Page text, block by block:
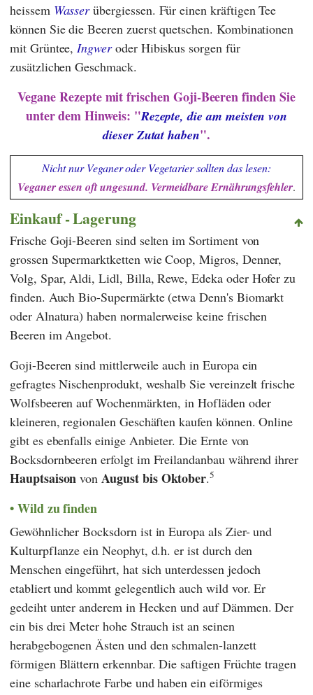
heissem Wasserübergiessen. Für einen kräftigen Tee
können Sie die Beeren zuerst quetschen. Kombinationen
mit Grüntee, Ingweroder Hibiskus sorgen für
zusätzlichen Geschmack.
Vegane Rezepte mit frischen Goji-Beeren finden Sie
unter dem Hinweis: "Rezepte, die am meisten von
dieser Zutat haben".
Nicht nur Veganer oder Vegetarier sollten das lesen:
Veganer essen oft ungesund. Vermeidbare Ernährungsfehler.
Einkauf - Lagerung
Frische Goji-Beeren sind selten im Sortiment von
grossen Supermarktketten wieCoop,Migros, Denner,
Volg, Spar,Aldi,Lidl, Billa,Rewe,Edekaoder Hofer zu
finden. Auch Bio-Supermärkte (etwaDenn's Biomarkt
oder Alnatura) haben normalerweise keine frischen
Beeren im Angebot.
Goji-Beeren sind mittlerweile auch in Europa ein
gefragtes Nischenprodukt, weshalb Sie vereinzelt frische
Wolfsbeeren auf Wochenmärkten, in Hofläden oder
kleineren, regionalen Geschäften kaufen können. Online
gibt es ebenfalls einige Anbieter. Die Ernte von
Bocksdornbeeren erfolgt im Freilandanbau während ihrer
HauptsaisonvonAugust bis Oktober.5
Wild zu finden
Gewöhnlicher Bocksdorn ist in Europa als Zier- und
Kulturpflanze ein Neophyt, d.h. er ist durch den
Menschen eingeführt, hat sich unterdessen jedoch
etabliert und kommt gelegentlich auch wild vor. Er
gedeiht unter anderem in Hecken und auf Dämmen. Der
ein bis drei Meter hohe Strauch ist an seinen
herabgebogenen Ästen und den schmalen-lanzett
förmigen Blättern erkennbar. Die saftigen Früchte tragen
eine scharlachrote Farbe und haben ein eiförmiges